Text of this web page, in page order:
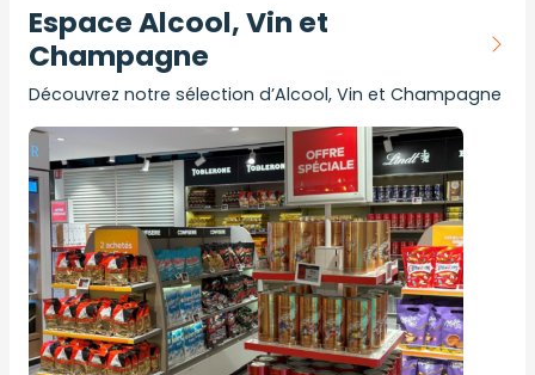
Espace Alcool, Vin et
Champagne
Découvrez notre sélection d’Alcool, Vin et Champagne